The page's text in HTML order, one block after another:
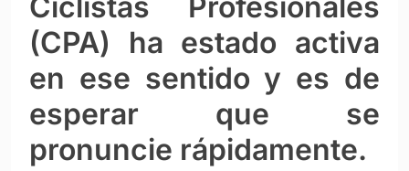
(CPA) ha estado activa
en ese sentido y es de
esperar que se
pronuncie rápidamente.